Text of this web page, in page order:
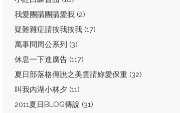
我愛團購團購愛我 (2)
疑難雜症請按我按我 (17)
萬事問周公系列 (3)
休息一下進廣告 (117)
夏日部落格傳說之美雲請妳愛保重 (32)
叫我內湖小林夕 (11)
2011夏日BLOG傳說 (31)